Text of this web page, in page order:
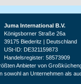
Juma International B.V.
Königsborner Straße 26a
39175 Biederitz | Deutschland
USt-ID: DE321159873
Handelsregister: 58573909
Anbieter von
sowohl an Unternehmen als